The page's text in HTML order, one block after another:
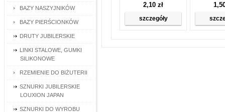
BAZY NASZYJNIKÓW
BAZY PIERŚCIONKÓW
DRUTY JUBILERSKIE
LINKI STALOWE, GUMKI
SILIKONOWE
RZEMIENIE DO BIŻUTERII
SZNURKI JUBILERSKIE
LOUXION JAPAN
SZNURKI DO WYROBU
2,10 zł
szczegóły